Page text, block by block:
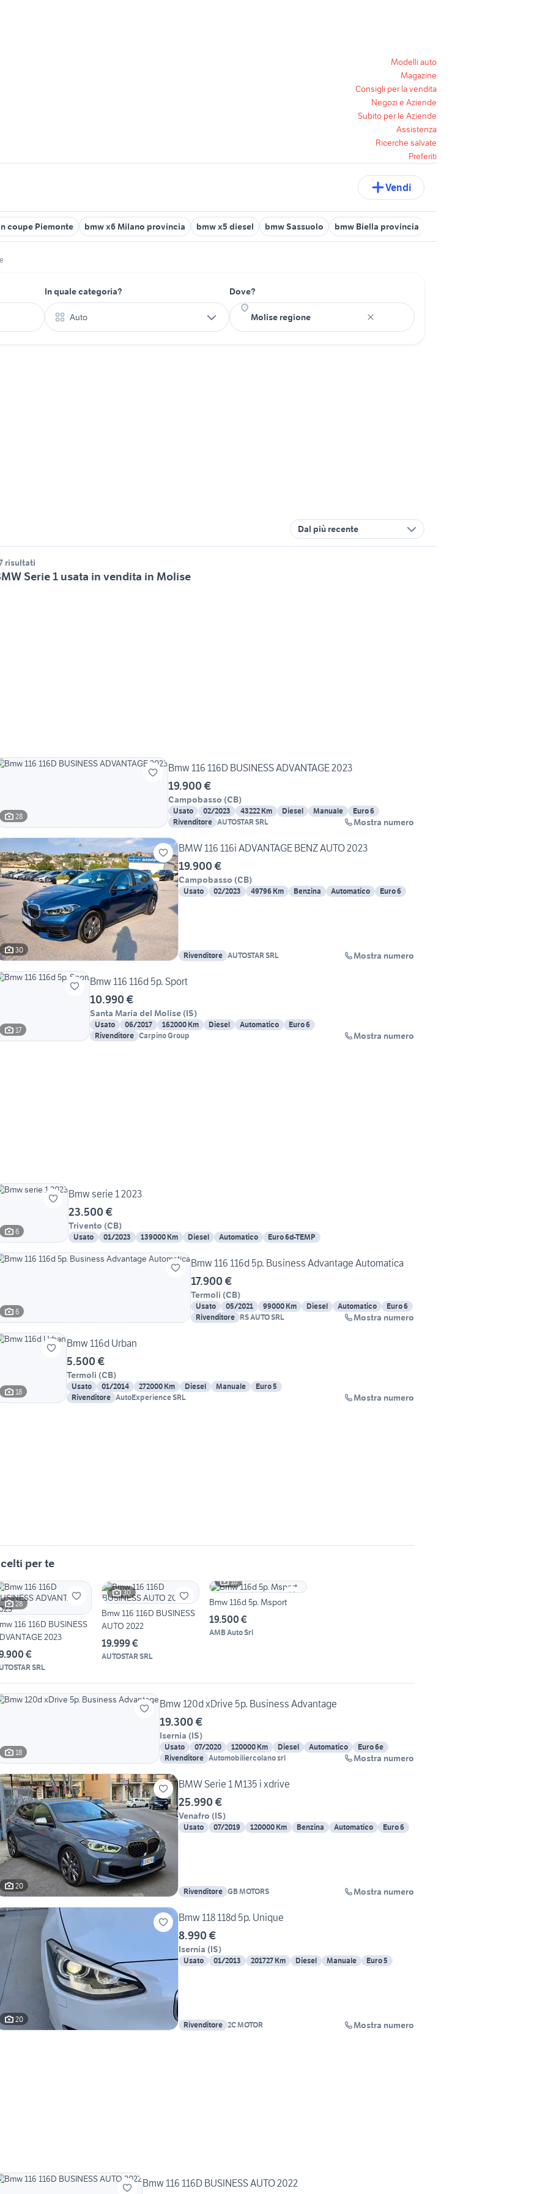
Modelli auto
Magazine
Consigli per la vendita
Negozi e Aziende
Subito per le Aziende
Assistenza
Ricerche salvate
Preferiti
Vendi
coupe Piemonte bmw x6 Milano provincia bmw x5 diesel bmw Sassuolo bmw Biella provincia
In quale categoria?
Auto
Dove?
Dal più recente
risultati
Serie 1 usata in vendita in Molise
28
Bmw 116 116D BUSINESS ADVANTAGE 2023
19.900 €
Campobasso (CB)
Usato 02/2023 43222 Km Diesel Manuale
Euro 6
Rivenditore AUTOSTAR SRL Mostra numero
30
BMW 116 116i ADVANTAGE BENZ AUTO 2023
19.900 €
Campobasso (CB)
Usato 02/2023 49796 Km Benzina Automatico Euro 6
Rivenditore AUTOSTAR SRL Mostra numero
17
Bmw 116 116d 5p. Sport
10.990 €
Santa Maria del Molise (IS)
Usato 06/2017 162000 Km Diesel Automatico
Euro 6
Rivenditore Carpino Group Mostra numero
6
Bmw serie 1 2023
23.500 €
Trivento (CB)
Usato 01/2023 139000 Km Diesel Automatico Euro 6d-TEMP
6
Bmw 116 116d 5p. Business Advantage Automatica
17.900 €
Termoli (CB)
Usato 05/2021 99000 Km Diesel Automatico
Euro 6
Rivenditore RS AUTO SRL Mostra numero
18
Bmw 116d Urban
5.500 €
Termoli (CB)
Usato 01/2014 272000 Km Diesel Manuale
Euro 5
Rivenditore AutoExperience SRL Mostra numero
per te
28
116 116D BUSINESS
2023
€
SRL
30
Bmw 116 116D BUSINESS
AUTO 2022
19.999 €
AUTOSTAR SRL
16
Bmw 116d 5p. Msport
19.500 €
AMB Auto Srl
18
Bmw 120d xDrive 5p. Business Advantage
19.300 €
Isernia (IS)
Usato 07/2020 120000 Km Diesel Automatico
Euro 6e
Rivenditore Automobiliercolano srl Mostra numero
20
BMW Serie 1 M135 i xdrive
25.990 €
Venafro (IS)
Usato 07/2019 120000 Km Benzina Automatico Euro 6
Rivenditore GB MOTORS Mostra numero
20
Bmw 118 118d 5p. Unique
8.990 €
Isernia (IS)
Usato 01/2013 201727 Km Diesel Manuale Euro 5
Rivenditore 2C MOTOR Mostra numero
Bmw 116 116D BUSINESS AUTO 2022